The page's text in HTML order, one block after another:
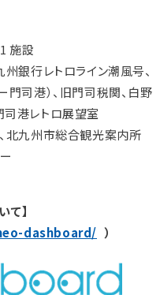
施設
銀行レトロライン潮風号、
門司港）、旧門司税関、白野
司港レトロ展望室
北九州市総合観光案内所
て】
dashboard/ ）